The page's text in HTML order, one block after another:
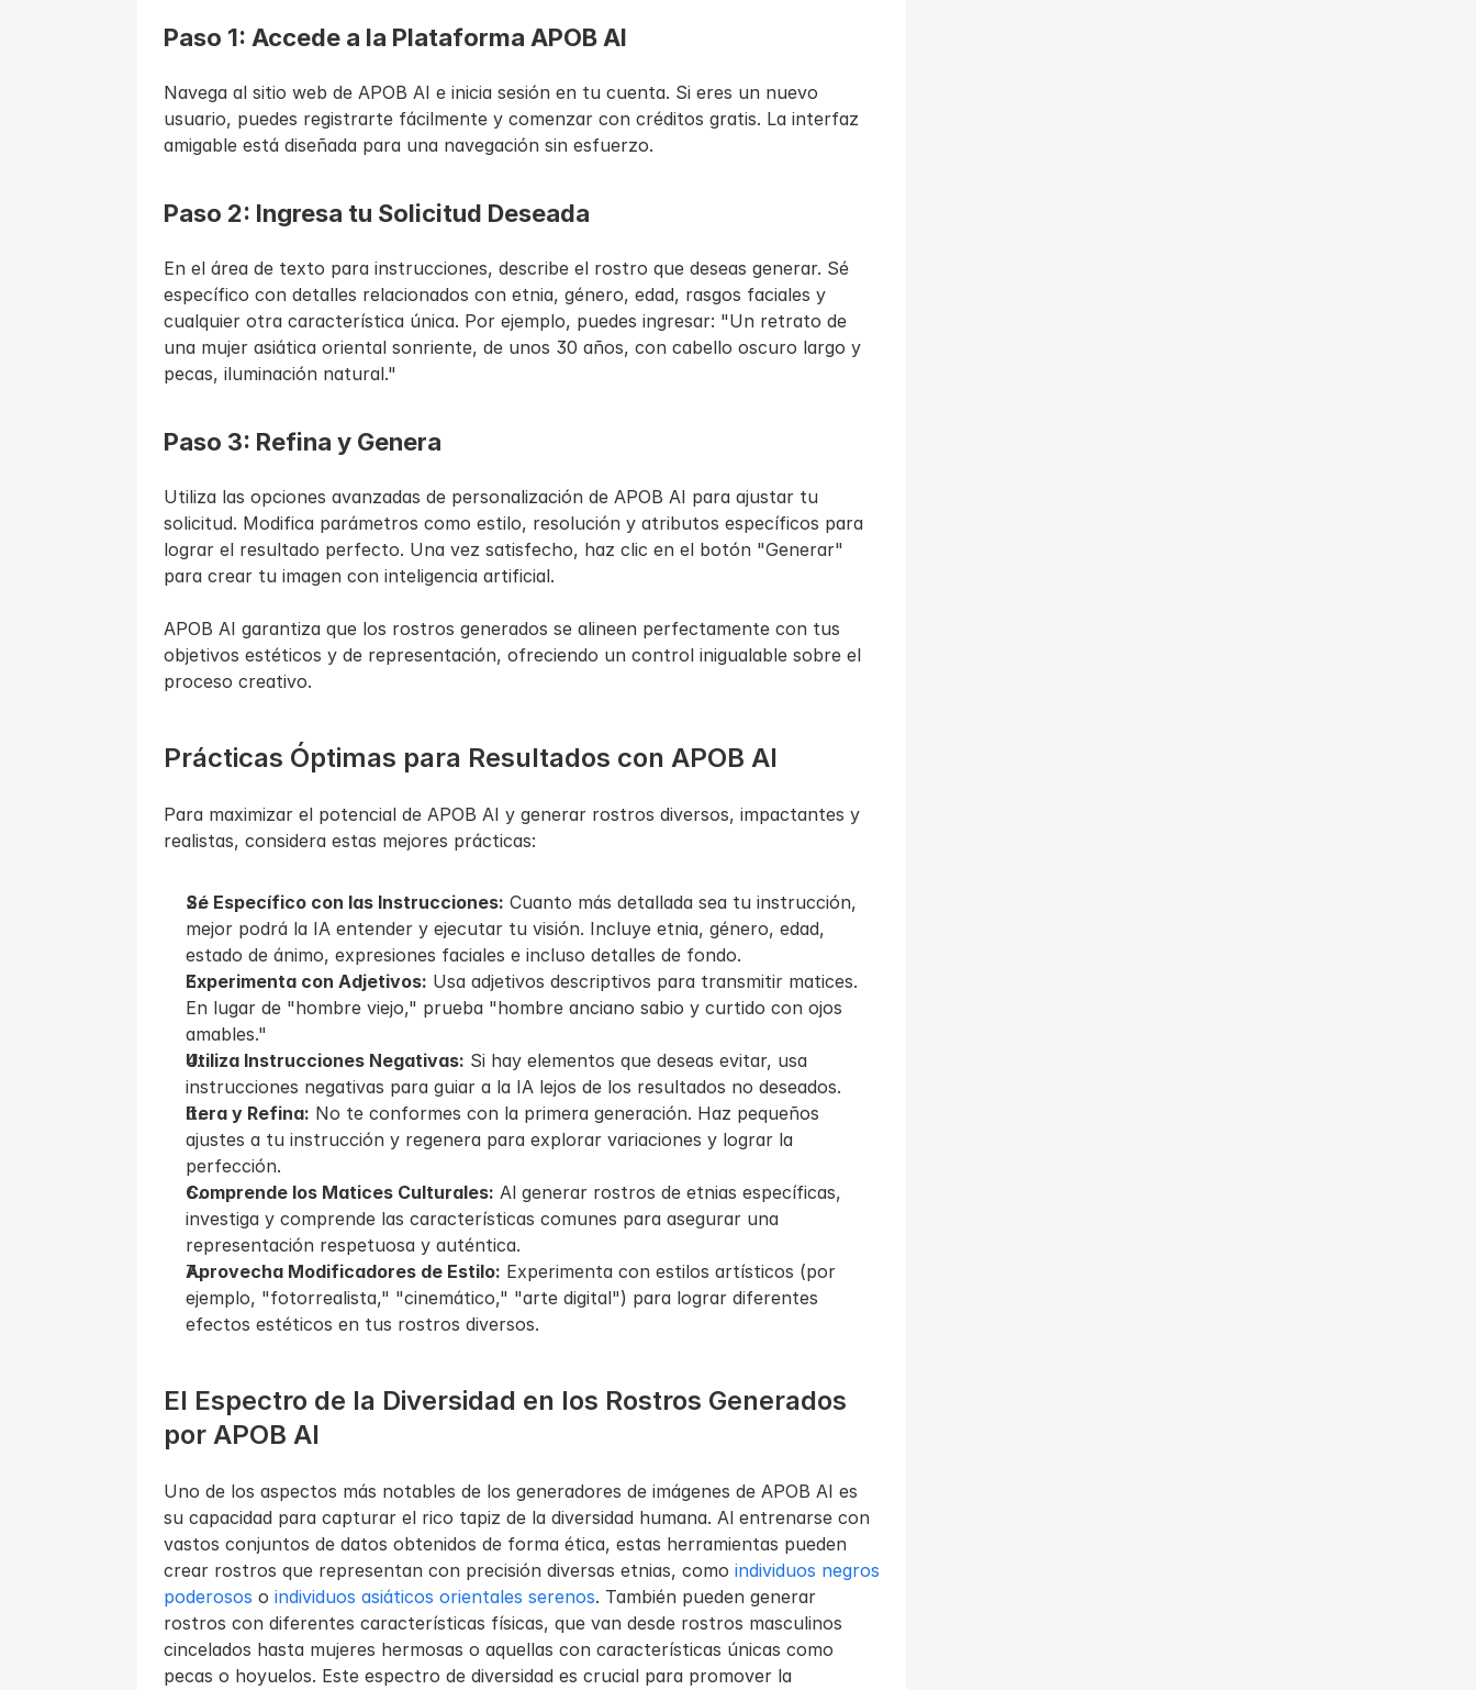
Paso 1: Accede a la Plataforma APOB AI
Navega al sitio web de APOB AI e inicia sesión en tu cuenta. Si eres un nuevo
usuario, puedes registrarte fácilmente y comenzar con créditos gratis. La interfaz
amigable está diseñada para una navegación sin esfuerzo.
Paso 2: Ingresa tu Solicitud Deseada
En el área de texto para instrucciones, describe el rostro que deseas generar. Sé
específico con detalles relacionados con etnia, género, edad, rasgos faciales y
cualquier otra característica única. Por ejemplo, puedes ingresar: "Un retrato de
una mujer asiática oriental sonriente, de unos 30 años, con cabello oscuro largo y
pecas, iluminación natural."
Paso 3: Refina y Genera
Utiliza las opciones avanzadas de personalización de APOB AI para ajustar tu
solicitud. Modifica parámetros como estilo, resolución y atributos específicos para
lograr el resultado perfecto. Una vez satisfecho, haz clic en el botón "Generar"
para crear tu imagen con inteligencia artificial.
APOB AI garantiza que los rostros generados se alineen perfectamente con tus
objetivos estéticos y de representación, ofreciendo un control inigualable sobre el
proceso creativo.
Prácticas Óptimas para Resultados con APOB AI
Para maximizar el potencial de APOB AI y generar rostros diversos, impactantes y
realistas, considera estas mejores prácticas:
Sé Específico con las Instrucciones: Cuanto más detallada sea tu instrucción,
mejor podrá la IA entender y ejecutar tu visión. Incluye etnia, género, edad,
estado de ánimo, expresiones faciales e incluso detalles de fondo.
Experimenta con Adjetivos: Usa adjetivos descriptivos para transmitir matices.
En lugar de "hombre viejo," prueba "hombre anciano sabio y curtido con ojos
amables."
Utiliza Instrucciones Negativas: Si hay elementos que deseas evitar, usa
instrucciones negativas para guiar a la IA lejos de los resultados no deseados.
Itera y Refina: No te conformes con la primera generación. Haz pequeños
ajustes a tu instrucción y regenera para explorar variaciones y lograr la
perfección.
Comprende los Matices Culturales: Al generar rostros de etnias específicas,
investiga y comprende las características comunes para asegurar una
representación respetuosa y auténtica.
Aprovecha Modificadores de Estilo: Experimenta con estilos artísticos (por
ejemplo, "fotorrealista," "cinemático," "arte digital") para lograr diferentes
efectos estéticos en tus rostros diversos.
El Espectro de la Diversidad en los Rostros Generados
por APOB AI
Uno de los aspectos más notables de los generadores de imágenes de APOB AI es
su capacidad para capturar el rico tapiz de la diversidad humana. Al entrenarse con
vastos conjuntos de datos obtenidos de forma ética, estas herramientas pueden
crear rostros que representan con precisión diversas etnias, como individuos negros
poderosos o individuos asiáticos orientales serenos. También pueden generar
rostros con diferentes características físicas, que van desde rostros masculinos
cincelados hasta mujeres hermosas o aquellas con características únicas como
pecas o hoyuelos. Este espectro de diversidad es crucial para promover la